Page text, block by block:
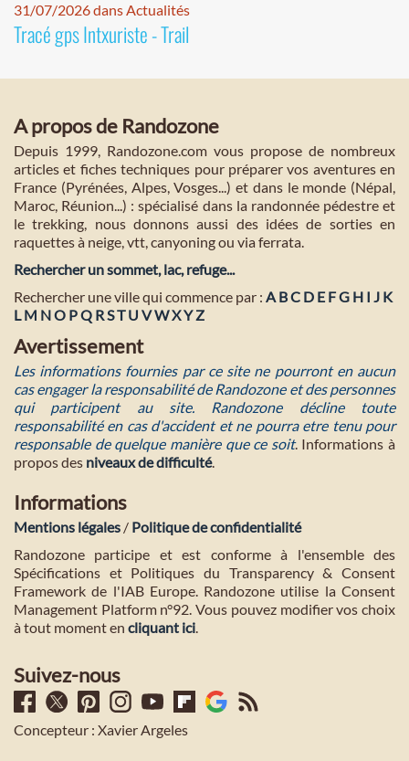
31/07/2026 dans Actualités
Tracé gps Intxuriste - Trail
A propos de Randozone
Depuis 1999, Randozone.com vous propose de nombreux
articles et fiches techniques pour préparer vos aventures en
France (Pyrénées, Alpes, Vosges...) et dans le monde (Népal,
Maroc, Réunion...) : spécialisé dans la randonnée pédestre et
le trekking, nous donnons aussi des idées de sorties en
raquettes à neige, vtt, canyoning ou via ferrata.
Rechercher un sommet, lac, refuge...
Rechercher une ville qui commence par : A BC D E FG H I J K
L M NO PQ RST U VWXYZ
Avertissement
Les informations fournies par ce site ne pourront en aucun
cas engager la responsabilité de Randozone et des personnes
qui participent au site. Randozone décline toute
responsabilité en cas d'accident et ne pourra etre tenu pour
responsable de quelque manière que ce soit. Informations à
propos des niveaux de difficulté.
Informations
Mentions légales / Politique de confidentialité
Randozone participe et est conforme à l'ensemble des
Spécifications et Politiques du Transparency & Consent
Framework de l'IAB Europe. Randozone utilise la Consent
Management Platform n°92. Vous pouvez modifier vos choix
à tout moment en cliquant ici.
Suivez-nous
Concepteur : Xavier Argeles